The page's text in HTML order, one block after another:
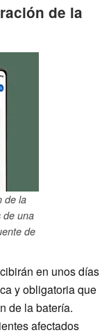
de la
de la
de una
de
en unos días
y obligatoria que
de la batería.
afectados